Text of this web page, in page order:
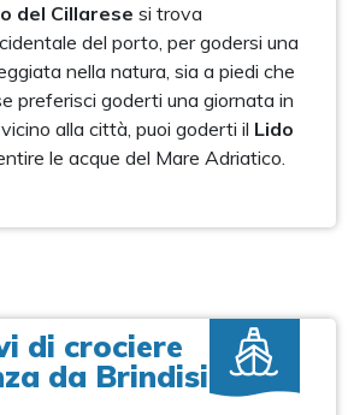
del Cillarese si trova
del porto, per godersi una
nella natura, sia a piedi che
preferisci goderti una giornata in
alla città, puoi goderti il Lido
le acque del Mare Adriatico.
di crociere
da Brindisi